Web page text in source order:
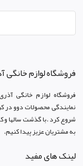
فروشگاه لوازم خانگی
فروشگاه لوازم خانگی
نمایندگی محصولات دوو در
شروع کرد .با گذشت سالها
به مشتریان عزیز پیدا کنیم.
لینک های مفید